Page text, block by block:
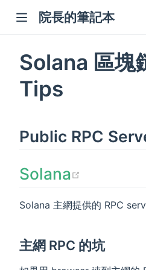
院長的筆記本
Solana 區塊
Tips
Public RPC
Solana
Solana 主網提供的 RPC
主網 RPC 的坑